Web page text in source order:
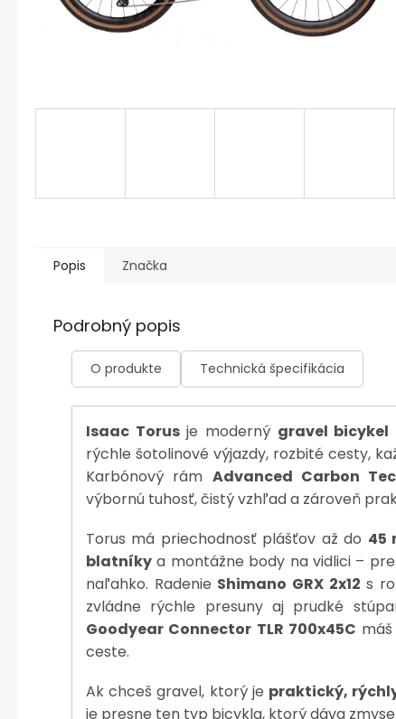
Popis Značka
Podrobný popis
O produkte Technická špecifikácia
Isaac Torusje moderný gravel bicykel
rýchle šotolinové výjazdy, rozbité cesty,
Karbónový rám Advanced Carbon
výbornú tuhosť, čistý vzhľad a zároveň
Torus má priechodnosť plášťov až do 45
blatníky a montážne body na vidlici –
naľahko. Radenie Shimano GRX 2x12 s
zvládne rýchle presuny aj prudké
Goodyear Connector TLR 700x45C
ceste.
Ak chceš gravel, ktorý je praktický,
je presne ten typ bicykla, ktorý dáva